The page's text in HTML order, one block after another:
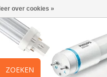
ZOEKEN
over cookies »